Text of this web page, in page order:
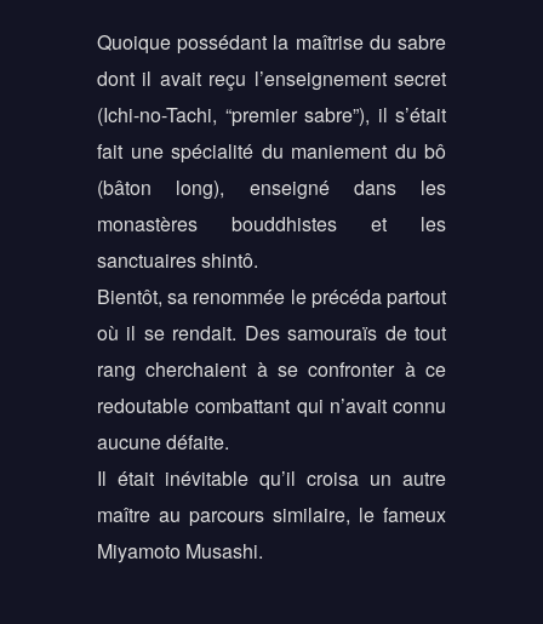
Quoique possédant la maîtrise du sabre
dont il avait reçu l’enseignement secret
(Ichi-no-Tachi, “premier sabre”), il s’était
fait une spécialité du maniement du bô
(bâton long), enseigné dans les
monastères bouddhistes et les
sanctuaires shintô.
Bientôt, sa renommée le précéda partout
où il se rendait. Des samouraïs de tout
rang cherchaient à se confronter à ce
redoutable combattant qui n’avait connu
aucune défaite.
Il était inévitable qu’il croisa un autre
maître au parcours similaire, le fameux
Miyamoto Musashi.